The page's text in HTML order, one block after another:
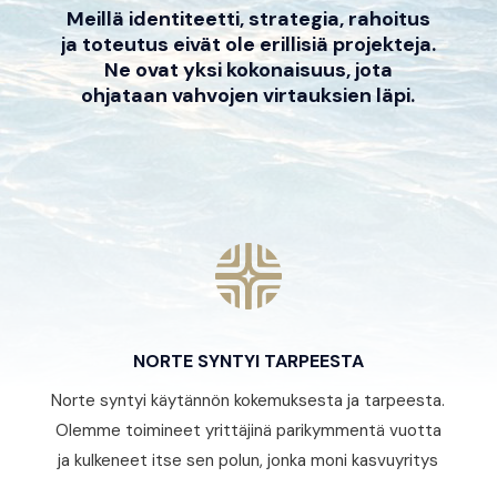
Meillä identiteetti, strategia, rahoitus
ja toteutus eivät ole erillisiä projekteja.
Ne ovat yksi kokonaisuus, jota
ohjataan vahvojen virtauksien läpi.
NORTE SYNTYI TARPEESTA
Norte syntyi käytännön kokemuksesta ja tarpeesta.
Olemme toimineet yrittäjinä parikymmentä vuotta
ja kulkeneet itse sen polun, jonka moni kasvuyritys